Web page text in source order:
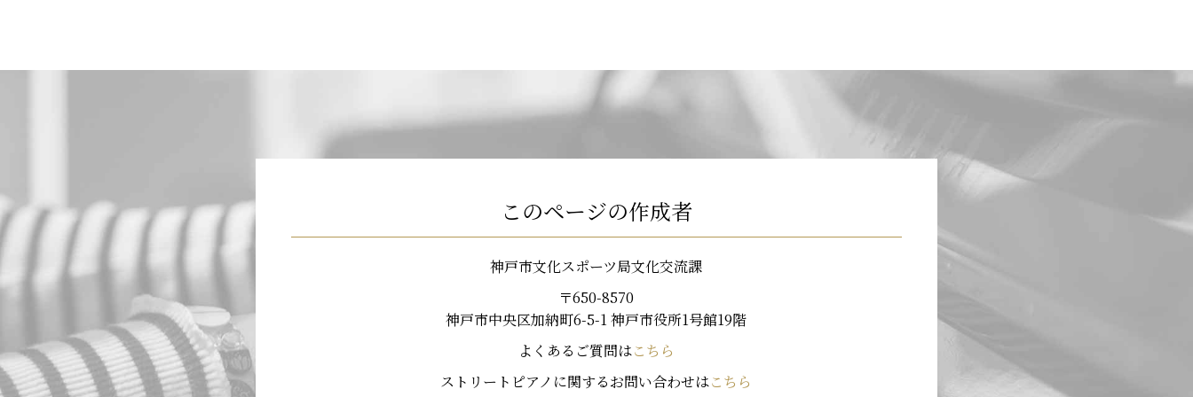
このページの作成者
神戸市文化スポーツ局文化交流課
〒650-8570
神戸市中央区加納町6-5-1 神戸市役所1号館19階
よくあるご質問はこちら
ストリートピアノに関するお問い合わせはこちら